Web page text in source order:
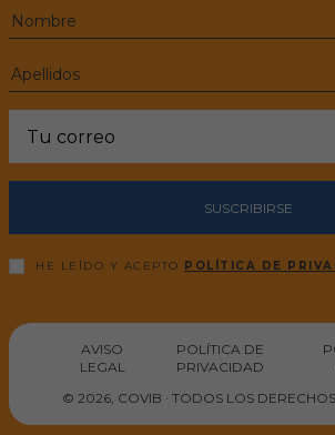
SUSCRIBIRSE
HE LEÍDO Y ACEPTO POLÍTICA DE
AVISO
LEGAL
POLÍTICA DE
PRIVACIDAD
© 2026, COVIB · TODOS LOS